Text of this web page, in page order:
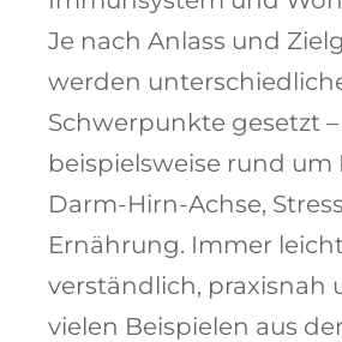
Je nach Anlass und
werden
Schwerpunkte gesetzt –
beispielsweise rund um
Darm-Hirn-Achse,
Ernährung. Immer leicht
verständlich, praxisnah
vielen Beispielen aus